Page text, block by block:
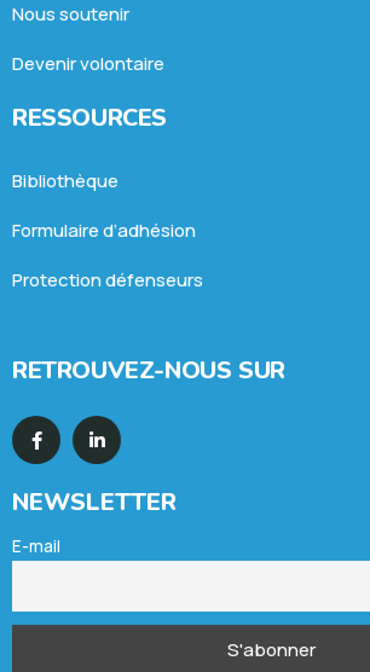
Nous soutenir
Devenir volontaire
RESSOURCES
Bibliothèque
Formulaire d’adhésion
Protection défenseurs
RETROUVEZ-NOUS SUR
NEWSLETTER
E-mail